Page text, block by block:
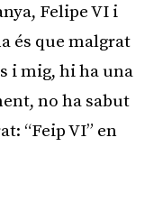
Felipe VI i
és que malgrat
i mig, hi ha una
no ha sabut
“Feip VI” en